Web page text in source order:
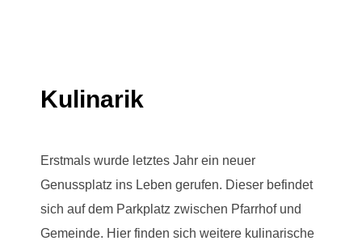
Kulinarik
Erstmals wurde letztes Jahr ein neuer
Genussplatz ins Leben gerufen. Dieser befindet
sich auf dem Parkplatz zwischen Pfarrhof und
Gemeinde. Hier finden sich weitere kulinarische